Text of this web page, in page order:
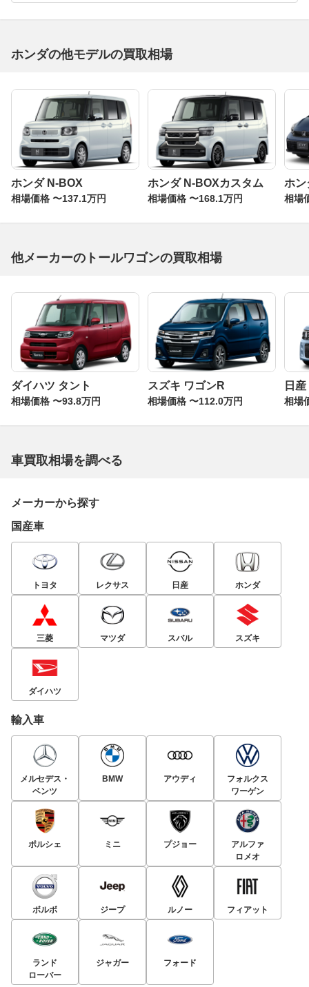
ホンダの他モデルの買取相場
ホンダ N-BOX
相場価格 〜137.1万円
ホンダ N-BOXカスタム
相場価格 〜168.1万円
ホン
相場
他メーカーのトールワゴンの買取相場
ダイハツ タント
相場価格 〜93.8万円
スズキ ワゴンR
相場価格 〜112.0万円
日
相場
車買取相場を調べる
メーカーから探す
国産車
トヨタ レクサス 日産 ホンダ
三菱 マツダ スバル スズキ
ダイハツ
輸入車
メルセデス・
ベンツ
BMW アウディ
フォルクス
ワーゲン
ポルシェ ミニ プジョー
アルファ
ロメオ
ボルボ ジープ ルノー フィアット
ランド
ローバー
ジャガー フォード